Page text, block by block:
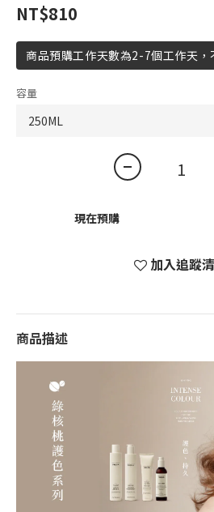
NT$810
商品預購工作天數為2-7個工作天，
容量
現在預購
加入追蹤
商品描述